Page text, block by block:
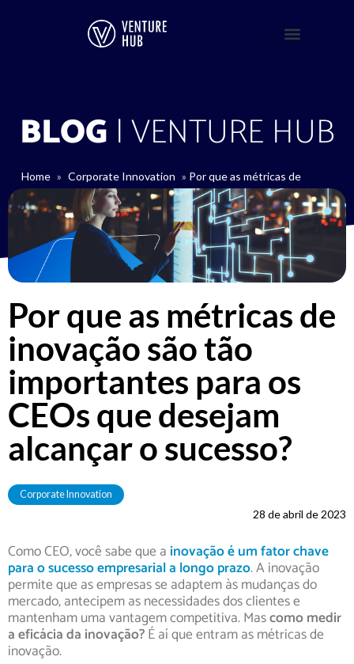
BLOG | VENTURE HUB
Home » Corporate Innovation » Por que as métricas de
inovação são tão importantes para os CEOs que desejam
alcançar o sucesso?
Por que as métricas de
inovação são tão
importantes para os
CEOs que desejam
alcançar o sucesso?
Corporate Innovation
28 de abril de 2023
Como CEO, você sabe que a inovação é um fator chave
para o sucesso empresarial a longo prazo. A inovação
permite que as empresas se adaptem às mudanças do
mercado, antecipem as necessidades dos clientes e
mantenham uma vantagem competitiva. Mascomo medir
a eficácia da inovação?É aí que entram as métricas de
inovação.